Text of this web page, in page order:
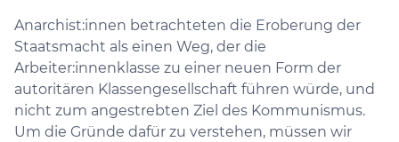
Anarchist:innen betrachteten die Eroberung der
Staatsmacht als einen Weg, der die
Arbeiter:innenklasse zu einer neuen Form der
autoritären Klassengesellschaft führen würde, und
nicht zum angestrebten Ziel des Kommunismus.
Um die Gründe dafür zu verstehen, müssen wir